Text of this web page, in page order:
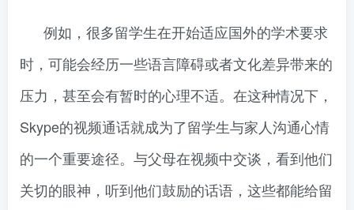
例如，很多留学生在开始适应国外的学术要求
时，可能会经历一些语言障碍或者文化差异带来的
压力，甚至会有暂时的心理不适。在这种情况下，
Skype的视频通话就成为了留学生与家人沟通心情
的一个重要途径。与父母在视频中交谈，看到他们
关切的眼神，听到他们鼓励的话语，这些都能给留